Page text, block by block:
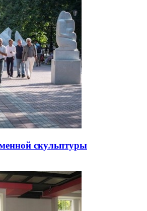
скульптуры